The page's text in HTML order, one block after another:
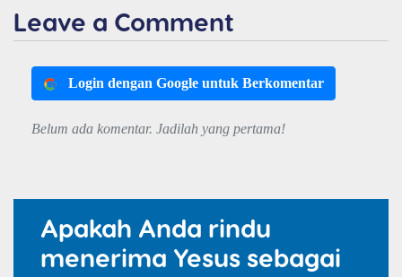
Leave a Comment
Login dengan Google untuk Berkomentar
Belum ada komentar. Jadilah yang pertama!
Apakah Anda rindu
menerima Yesus sebagai